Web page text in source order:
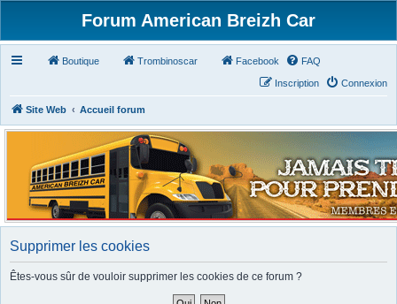
Forum American Breizh Car
Boutique Trombinoscar Facebook FAQ
Connexion
Inscription
Site Web Accueil forum
Supprimer les cookies
Êtes-vous sûr de vouloir supprimer les cookies de ce forum ?